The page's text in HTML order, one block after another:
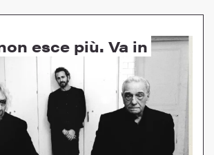
esce più. Va in